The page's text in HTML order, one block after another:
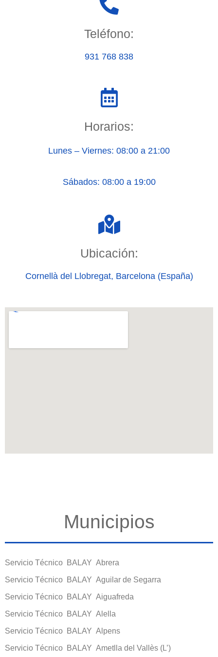
Teléfono:
931 768 838
Horarios:
Lunes – Viernes: 08:00 a 21:00
Sábados: 08:00 a 19:00
Ubicación:
Cornellà del Llobregat, Barcelona (España)
Municipios
Servicio Técnico BALAY Abrera
Servicio Técnico BALAY Aguilar de Segarra
Servicio Técnico BALAY Aiguafreda
Servicio Técnico BALAY Alella
Servicio Técnico BALAY Alpens
Servicio Técnico BALAY Ametlla del Vallès (L’)